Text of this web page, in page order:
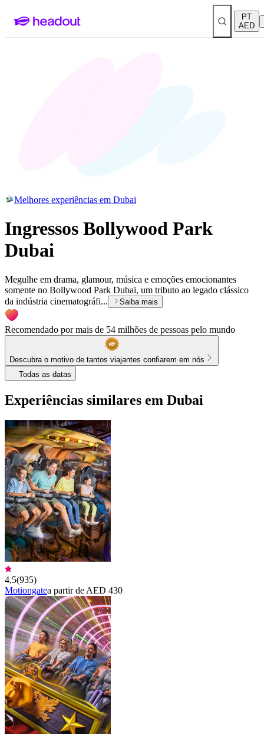
PT
AED
Melhores experiências em Dubai
Ingressos Bollywood Park
Dubai
Megulhe em drama, glamour, música e emoções emocionantes
somente no Bollywood Park Dubai, um tributo ao legado clássico
da indústria cinematográfi...
Saiba mais
Recomendado por mais de 54 milhões de pessoas pelo mundo
Descubra o motivo de tantos viajantes confiarem em nós
Todas as datas
Experiências similares em Dubai
4,5(935)
Motiongatea partir de AED 430